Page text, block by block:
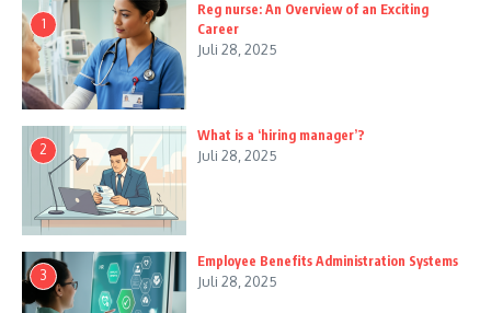
1
Reg nurse: An Overview of an Exciting
Career
Juli 28, 2025
2
What is a ‘hiring manager’?
Juli 28, 2025
3
Employee Benefits Administration Systems
Juli 28, 2025